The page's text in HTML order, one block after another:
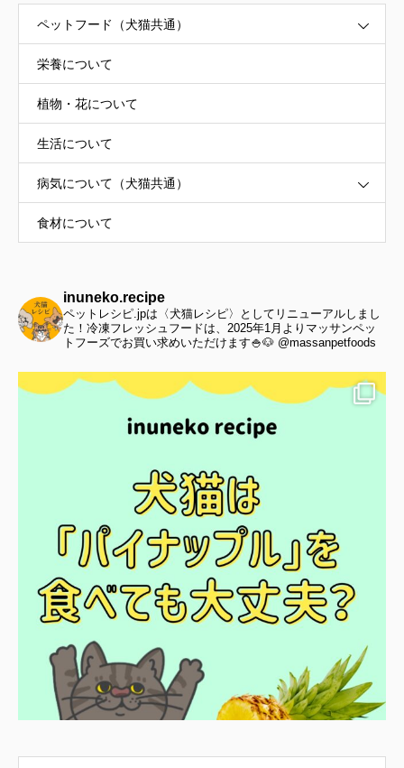
ペットフード（犬猫共通）
栄養について
植物・花について
生活について
病気について（犬猫共通）
食材について
inuneko.recipe
ペットレシピ.jpは〈犬猫レシピ〉としてリニューアルしまし
た！冷凍フレッシュフードは、2025年1月よりマッサンペッ
トフーズでお買い求めいただけます🍚🐶 @massanpetfoods